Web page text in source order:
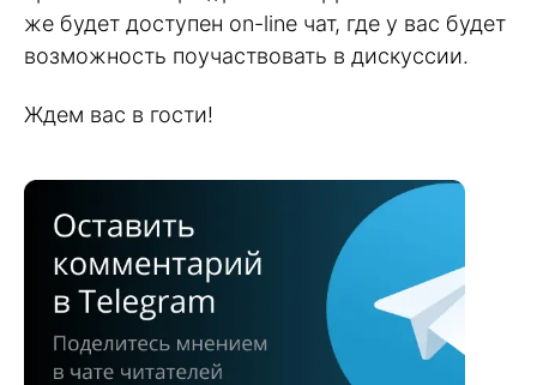
же будет доступен on-line чат, где у вас будет
возможность поучаствовать в дискуссии.
Ждем вас в гости!